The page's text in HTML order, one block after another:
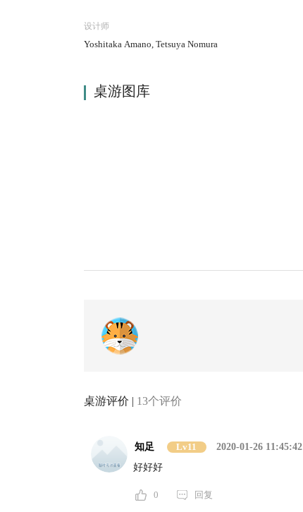
设计师
Yoshitaka Amano, Tetsuya Nomura
桌游图库
桌游评价 | 13个评价
知足 Lv11
2020-01-26 11:45:42
好好好
0 回复